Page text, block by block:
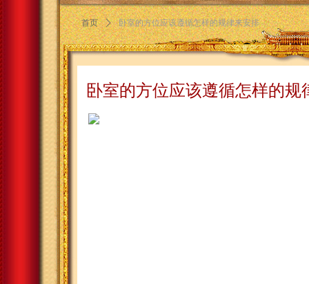
卧室的方位应该遵循怎样的规
首页 ꄲ 卧室的方位应该遵循怎样的规律来安排